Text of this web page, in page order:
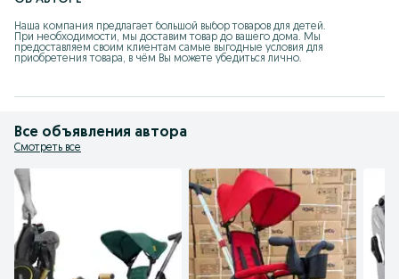
Наша компания предлагает большой выбор товаров для детей.
При необходимости, мы доставим товар до вашего дома. Мы
предоставляем своим клиентам самые выгодные условия для
приобретения товара, в чём Вы можете убедиться лично.
Все объявления автора
Смотреть все